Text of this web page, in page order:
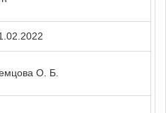
О. Б.